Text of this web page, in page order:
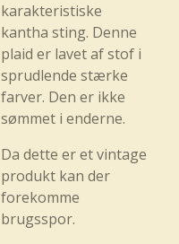
karakteristiske
kantha sting. Denne
plaid er lavet af stof i
sprudlende stærke
farver. Den er ikke
sømmet i enderne.
Da dette er et vintage
produkt kan der
forekomme
brugsspor.